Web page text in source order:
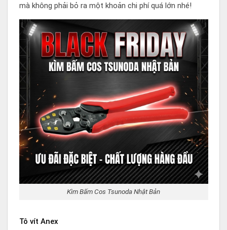
mà không phải bỏ ra một khoản chi phí quá lớn nhé!
Kìm Bấm Cos Tsunoda Nhật Bản
Tô vít Anex